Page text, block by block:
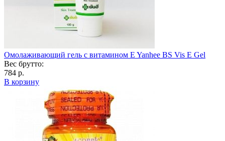
Омолаживающий гель с витамином E Yanhee BS Vis E Gel
Вес брутто:
784 р.
В корзину